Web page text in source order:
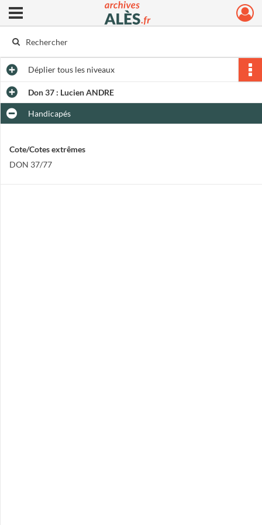
Archives municipales d'Alès
Ouvrir le menu déroulant
Dépliertous les niveaux
Don 37 : Lucien ANDRE
Handicapés
Cote/Cotes extrêmes
DON 37/77